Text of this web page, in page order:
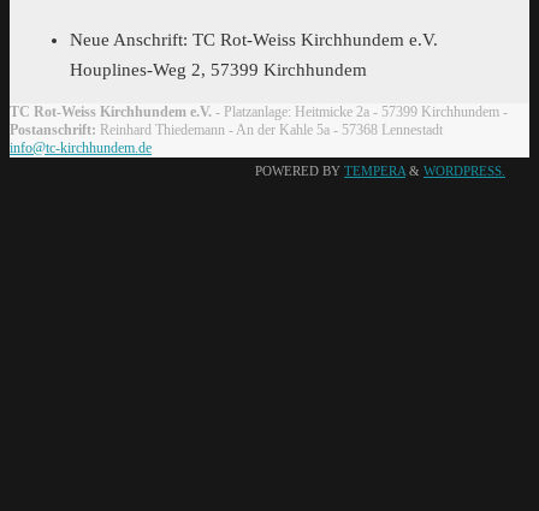
Neue Anschrift: TC Rot-Weiss Kirchhundem e.V.
Houplines-Weg 2, 57399 Kirchhundem
TC Rot-Weiss Kirchhundem e.V. - Platzanlage: Heitmicke 2a - 57399 Kirchhundem -
Postanschrift: Reinhard Thiedemann - An der Kahle 5a - 57368 Lennestadt
info@tc-kirchhundem.de
POWERED BY TEMPERA & WORDPRESS.